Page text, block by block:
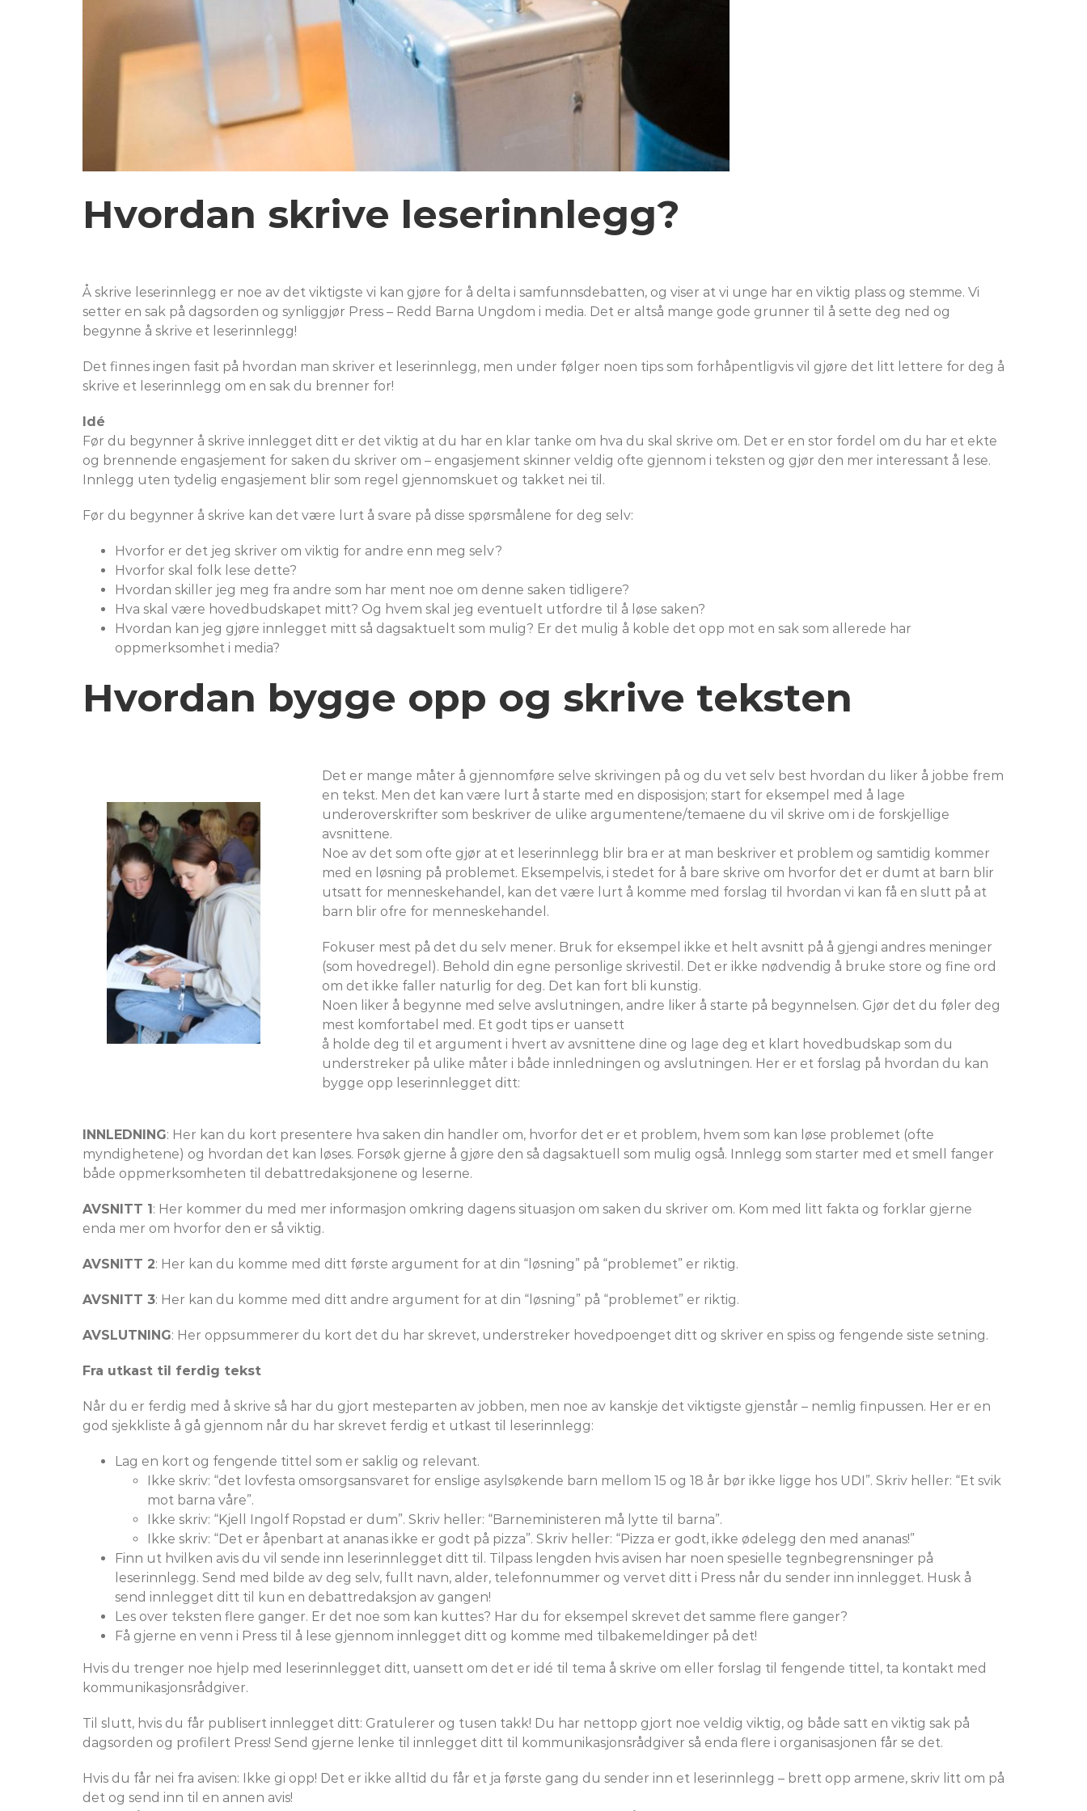
Hvordan skrive leserinnlegg?
Å skrive leserinnlegg er noe av det viktigste vi kan gjøre for å delta i samfunnsdebatten, og viser at vi unge har en viktig plass og stemme. Vi
setter en sak på dagsorden og synliggjør Press – Redd Barna Ungdom i media. Det er altså mange gode grunner til å sette deg ned og
begynne å skrive et leserinnlegg!
Det finnes ingen fasit på hvordan man skriver et leserinnlegg, men under følger noen tips som forhåpentligvis vil gjøre det litt lettere for deg å
skrive et leserinnlegg om en sak du brenner for!
Idé
Før du begynner å skrive innlegget ditt er det viktig at du har en klar tanke om hva du skal skrive om. Det er en stor fordel om du har et ekte
og brennende engasjement for saken du skriver om – engasjement skinner veldig ofte gjennom i teksten og gjør den mer interessant å lese.
Innlegg uten tydelig engasjement blir som regel gjennomskuet og takket nei til.
Før du begynner å skrive kan det være lurt å svare på disse spørsmålene for deg selv:
Hvorfor er det jeg skriver om viktig for andre enn meg selv?
Hvorfor skal folk lese dette?
Hvordan skiller jeg meg fra andre som har ment noe om denne saken tidligere?
Hva skal være hovedbudskapet mitt? Og hvem skal jeg eventuelt utfordre til å løse saken?
Hvordan kan jeg gjøre innlegget mitt så dagsaktuelt som mulig? Er det mulig å koble det opp mot en sak som allerede har
oppmerksomhet i media?
Hvordan bygge opp og skrive teksten
Det er mange måter å gjennomføre selve skrivingen på og du vet selv best hvordan du liker å jobbe frem
en tekst. Men det kan være lurt å starte med en disposisjon; start for eksempel med å lage
underoverskrifter som beskriver de ulike argumentene/temaene du vil skrive om i de forskjellige
avsnittene.
Noe av det som ofte gjør at et leserinnlegg blir bra er at man beskriver et problem og samtidig kommer
med en løsning på problemet. Eksempelvis, i stedet for å bare skrive om hvorfor det er dumt at barn blir
utsatt for menneskehandel, kan det være lurt å komme med forslag til hvordan vi kan få en slutt på at
barn blir ofre for menneskehandel.
Fokuser mest på det du selv mener. Bruk for eksempel ikke et helt avsnitt på å gjengi andres meninger
(som hovedregel). Behold din egne personlige skrivestil. Det er ikke nødvendig å bruke store og fine ord
om det ikke faller naturlig for deg. Det kan fort bli kunstig.
Noen liker å begynne med selve avslutningen, andre liker å starte på begynnelsen. Gjør det du føler deg
mest komfortabel med. Et godt tips er uansett
å holde deg til et argument i hvert av avsnittene dine og lage deg et klart hovedbudskap som du
understreker på ulike måter i både innledningen og avslutningen. Her er et forslag på hvordan du kan
bygge opp leserinnlegget ditt:
INNLEDNING: Her kan du kort presentere hva saken din handler om, hvorfor det er et problem, hvem som kan løse problemet (ofte
myndighetene) og hvordan det kan løses. Forsøk gjerne å gjøre den så dagsaktuell som mulig også. Innlegg som starter med et smell fanger
både oppmerksomheten til debattredaksjonene og leserne.
AVSNITT 1: Her kommer du med mer informasjon omkring dagens situasjon om saken du skriver om. Kom med litt fakta og forklar gjerne
enda mer om hvorfor den er så viktig.
AVSNITT 2: Her kan du komme med ditt første argument for at din “løsning” på “problemet” er riktig.
AVSNITT 3: Her kan du komme med ditt andre argument for at din “løsning” på “problemet” er riktig.
AVSLUTNING: Her oppsummerer du kort det du har skrevet, understreker hovedpoenget ditt og skriver en spiss og fengende siste setning.
Fra utkast til ferdig tekst
Når du er ferdig med å skrive så har du gjort mesteparten av jobben, men noe av kanskje det viktigste gjenstår – nemlig finpussen. Her er en
god sjekkliste å gå gjennom når du har skrevet ferdig et utkast til leserinnlegg:
Lag en kort og fengende tittel som er saklig og relevant.
Ikke skriv: “det lovfesta omsorgsansvaret for enslige asylsøkende barn mellom 15 og 18 år bør ikke ligge hos UDI”. Skriv heller: “Et svik
mot barna våre”.
Ikke skriv: “Kjell Ingolf Ropstad er dum”. Skriv heller: “Barneministeren må lytte til barna”.
Ikke skriv: “Det er åpenbart at ananas ikke er godt på pizza”. Skriv heller: “Pizza er godt, ikke ødelegg den med ananas!”
Finn ut hvilken avis du vil sende inn leserinnlegget ditt til. Tilpass lengden hvis avisen har noen spesielle tegnbegrensninger på
leserinnlegg. Send med bilde av deg selv, fullt navn, alder, telefonnummer og vervet ditt i Press når du sender inn innlegget. Husk å
send innlegget ditt til kun en debattredaksjon av gangen!
Les over teksten flere ganger. Er det noe som kan kuttes? Har du for eksempel skrevet det samme flere ganger?
Få gjerne en venn i Press til å lese gjennom innlegget ditt og komme med tilbakemeldinger på det!
Hvis du trenger noe hjelp med leserinnlegget ditt, uansett om det er idé til tema å skrive om eller forslag til fengende tittel, ta kontakt med
kommunikasjonsrådgiver.
Til slutt, hvis du får publisert innlegget ditt: Gratulerer og tusen takk! Du har nettopp gjort noe veldig viktig, og både satt en viktig sak på
dagsorden og profilert Press! Send gjerne lenke til innlegget ditt til kommunikasjonsrådgiver så enda flere i organisasjonen får se det.
Hvis du får nei fra avisen: Ikke gi opp! Det er ikke alltid du får et ja første gang du sender inn et leserinnlegg – brett opp armene, skriv litt om på
det og send inn til en annen avis!